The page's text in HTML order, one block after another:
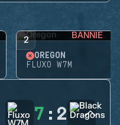
2 BANNIE
OREGON
FLUXO W7M
7 : 2